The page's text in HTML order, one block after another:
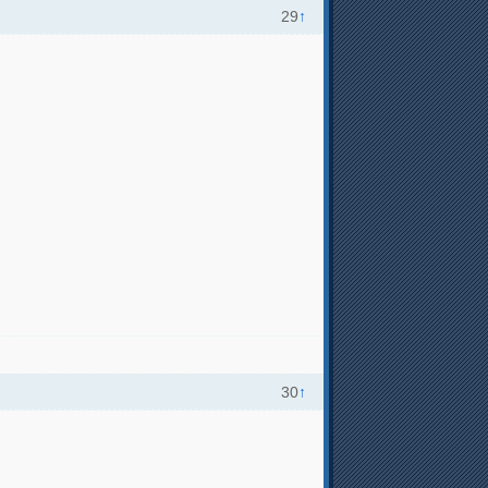
29↑
30↑